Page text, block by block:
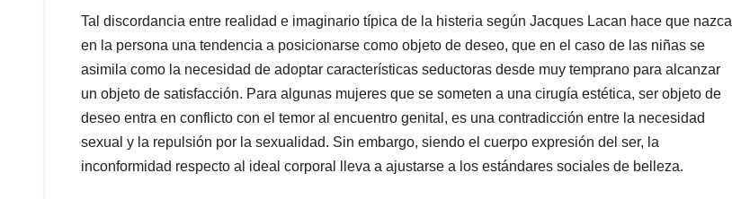
Tal discordancia entre realidad e imaginario típica de la histeria según Jacques Lacan hace que nazca
en la persona una tendencia a posicionarse como objeto de deseo, que en el caso de las niñas se
asimila como la necesidad de adoptar características seductoras desde muy temprano para alcanzar
un objeto de satisfacción. Para algunas mujeres que se someten a una cirugía estética, ser objeto de
deseo entra en conflicto con el temor al encuentro genital, es una contradicción entre la necesidad
sexual y la repulsión por la sexualidad. Sin embargo, siendo el cuerpo expresión del ser, la
inconformidad respecto al ideal corporal lleva a ajustarse a los estándares sociales de belleza.